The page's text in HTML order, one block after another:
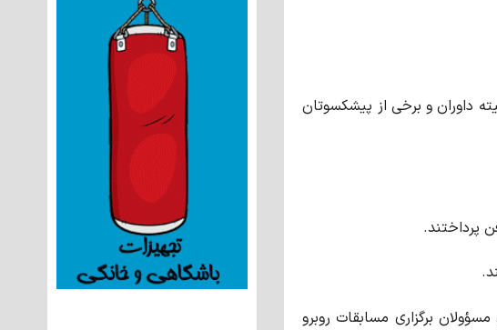
داوران و برخی از پیشکسوتان
پرداختند.
مسؤولان برگزاری مسابقات روبرو